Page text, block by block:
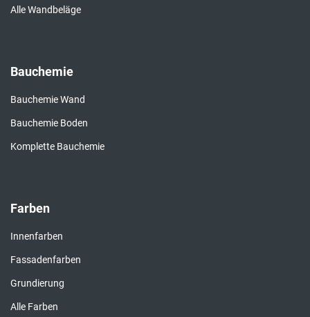
Alle Wandbeläge
Bauchemie
Bauchemie Wand
Bauchemie Boden
Komplette Bauchemie
Farben
Innenfarben
Fassadenfarben
Grundierung
Alle Farben